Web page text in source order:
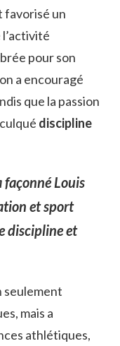
favorisé un
pour son
a encouragé
que la passion
discipline
façonné Louis
et sport
discipline et
seulement
mais a
athlétiques,